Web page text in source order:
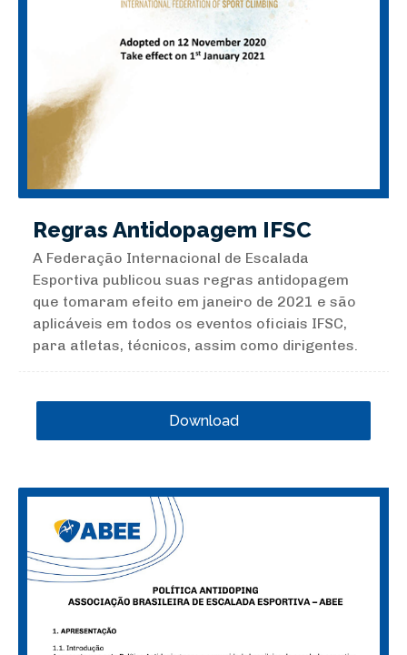
Regras Antidopagem IFSC
A Federação Internacional de Escalada
Esportiva publicou suas regras antidopagem
que tomaram efeito em janeiro de 2021 e são
aplicáveis em todos os eventos oficiais IFSC,
para atletas, técnicos, assim como dirigentes.
Download